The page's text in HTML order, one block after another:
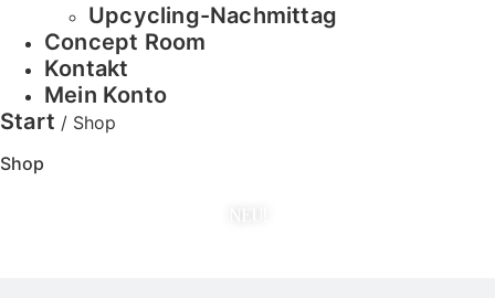
Upcycling-Nachmittag
Concept Room
Kontakt
Mein Konto
Start / Shop
Shop